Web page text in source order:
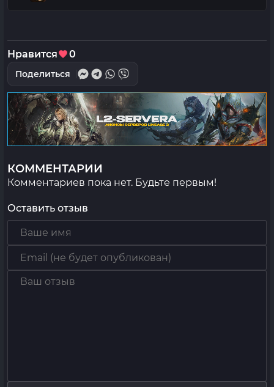
Нравится 0
Поделиться
КОММЕНТАРИИ
Комментариев пока нет. Будьте первым!
Оставить отзыв